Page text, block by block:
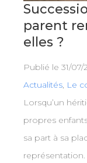
parent
elles ?
Publié le 31/07/
Actualités, Le
Lorsqu’un
propres
sa part à sa